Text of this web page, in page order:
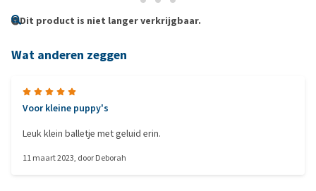
Dit product is niet langer verkrijgbaar.
Wat anderen zeggen
Voor kleine puppy's
Leuk klein balletje met geluid erin.
11 maart 2023, doorDeborah